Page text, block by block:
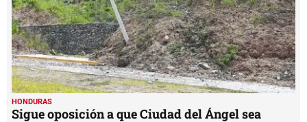
HONDURAS
Sigue oposición a que Ciudad del Ángel sea